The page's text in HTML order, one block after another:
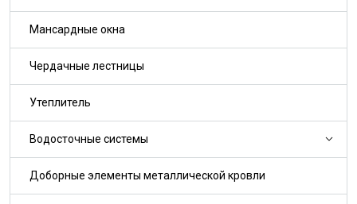
Мансардные окна
Чердачные лестницы
Утеплитель
Водосточные системы
Доборные элементы металлической кровли